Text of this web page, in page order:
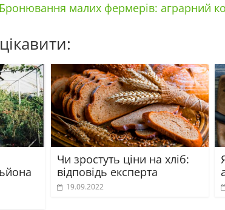
Бронювання малих фермерів: аграрний
Чи зростуть ціни на хліб:
відповідь експерта
19.09.2022